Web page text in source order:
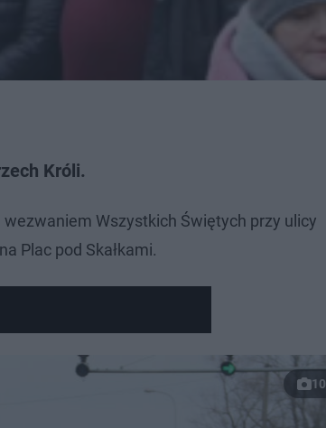
Króli.
Wszystkich Świętych przy ulicy
Plac pod Skałkami.
10